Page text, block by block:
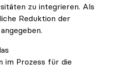
zu integrieren. Als
Reduktion der
im Prozess für die